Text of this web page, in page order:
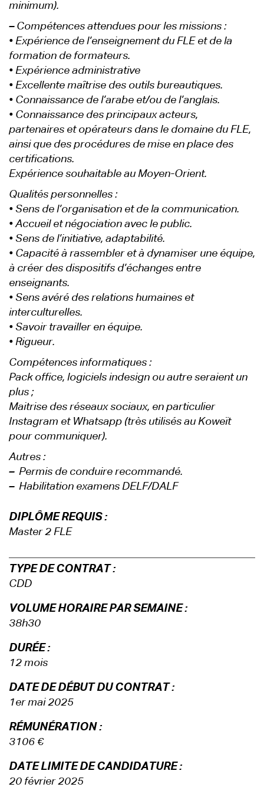
minimum).
–Compétences attendues pour les missions :
• Expérience de l’enseignement du FLE et de la
formation de formateurs.
• Expérience administrative
• Excellente maîtrise des outils bureautiques.
• Connaissance de l’arabe et/ou de l’anglais.
• Connaissance des principaux acteurs,
partenaires et opérateurs dans le domaine du FLE,
ainsi que des procédures de mise en place des
certifications.
Expérience souhaitable au Moyen-Orient.
Qualités personnelles :
• Sens de l’organisation et de la communication.
• Accueil et négociation avec le public.
• Sens de l’initiative, adaptabilité.
• Capacité à rassembler et à dynamiser une équipe,
à créer des dispositifs d’échanges entre
enseignants.
• Sens avéré des relations humaines et
interculturelles.
• Savoir travailler en équipe.
• Rigueur.
Compétences informatiques :
Pack office, logiciels indesign ou autre seraient un
plus ;
Maitrise des réseaux sociaux, en particulier
Instagram et Whatsapp (très utilisés au Koweït
pour communiquer).
Autres :
–Permis de conduire recommandé.
–Habilitation examens DELF/DALF
DIPLÔME REQUIS :
Master 2 FLE
TYPE DE CONTRAT :
CDD
VOLUME HORAIRE PAR SEMAINE :
38h30
DURÉE :
12 mois
DATE DE DÉBUT DU CONTRAT :
1er mai 2025
RÉMUNÉRATION :
3106 €
DATE LIMITE DE CANDIDATURE :
20 février 2025